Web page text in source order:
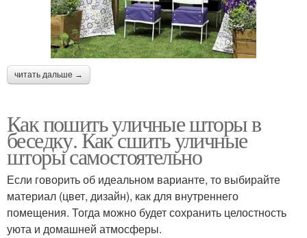
читать дальше →
Как пошить уличные шторы в
беседку. Как сшить уличные
шторы самостоятельно
Если говорить об идеальном варианте, то выбирайте
материал (цвет, дизайн), как для внутреннего
помещения. Тогда можно будет сохранить целостность
уюта и домашней атмосферы.